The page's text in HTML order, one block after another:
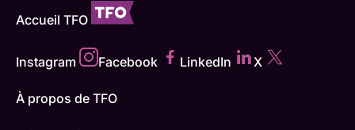
Accueil TFO
Instagram Facebook LinkedIn X
À propos de TFO